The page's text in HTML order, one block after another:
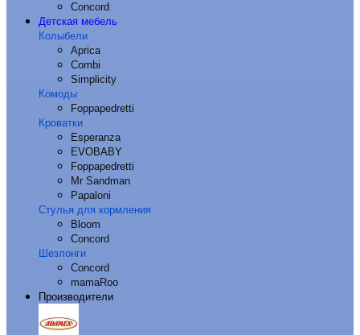
Concord
Детская мебель
Колыбели
Aprica
Combi
Simplicity
Комоды
Foppapedretti
Кроватки
Esperanza
EVOBABY
Foppapedretti
Mr Sandman
Papaloni
Стулья для кормления
Bloom
Concord
Шезлонги
Concord
mamaRoo
Производители